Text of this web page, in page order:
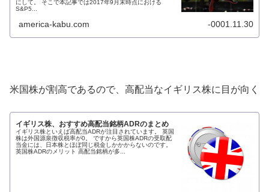
にして。 そこで本記事では2017年9月末時点における
S&P5...
america-kabu.com -0001.11.30
米国株が割高であるので、高配当なイギリス株に目が向く
イギリス株、おすすめ高配当銘柄ADRのまとめ
イギリス株といえば高配当ADRが注目されています。 英国
株は外国源泉徴収税率が0。 ですから英国株ADRの受取配
当金には、日本株とほぼ同じ税金しかかからないのです。
英国株ADRのメリット 高配当銘柄が多...